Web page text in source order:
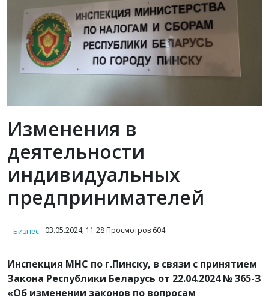
Изменения в
деятельности
индивидуальных
предпринимателей
Бизнес 03.05.2024, 11:28 Просмотров 604
Инспекция МНС по г.Пинску, в связи с принятием
Закона Республики Беларусь от 22.04.2024 № 365-З
«Об изменении законов по вопросам